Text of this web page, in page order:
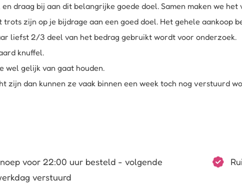
draag bij aan dit belangrijke goede doel. Samen maken we
zijn op je bijdrage aan een goed doel. Het gehele aankoop
liefst 2/3 deel van het bedrag gebruikt wordt voor onderzoek.
knuffel.
wel gelijk van gaat houden.
dan kunnen ze vaak binnen een week toch nog verstuurd
voor 22:00 uur besteld - volgende
verstuurd